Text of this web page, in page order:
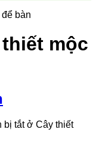
bàn
mộc
bị tắtở Cây thiết